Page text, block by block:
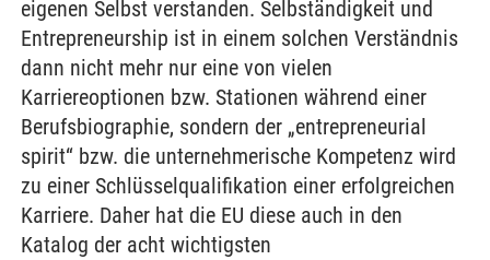
eigenen Selbst verstanden. Selbständigkeit und
Entrepreneurship ist in einem solchen Verständnis
dann nicht mehr nur eine von vielen
Karriereoptionen bzw. Stationen während einer
Berufsbiographie, sondern der „entrepreneurial
spirit“ bzw. die unternehmerische Kompetenz wird
zu einer Schlüsselqualifikation einer erfolgreichen
Karriere. Daher hat die EU diese auch in den
Katalog der acht wichtigsten